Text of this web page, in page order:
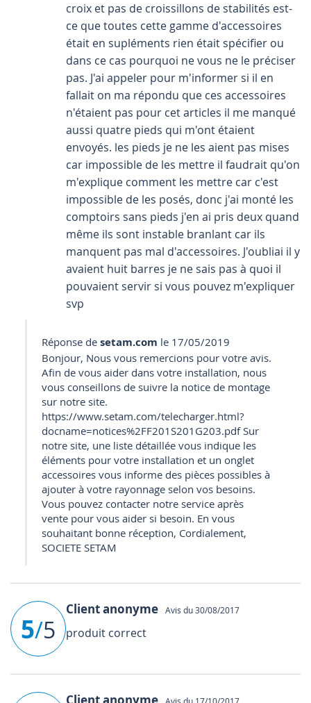
croix et pas de croissillons de stabilités est-
ce que toutes cette gamme d'accessoires
était en supléments rien était spécifier ou
dans ce cas pourquoi ne vous ne le préciser
pas. J'ai appeler pour m'informer si il en
fallait on ma répondu que ces accessoires
n'étaient pas pour cet articles il me manqué
aussi quatre pieds qui m'ont étaient
envoyés. les pieds je ne les aient pas mises
car impossible de les mettre il faudrait qu'on
m'explique comment les mettre car c'est
impossible de les posés, donc j'ai monté les
comptoirs sans pieds j'en ai pris deux quand
même ils sont instable branlant car ils
manquent pas mal d'accessoires. J'oubliai il y
avaient huit barres je ne sais pas à quoi il
pouvaient servir si vous pouvez m'expliquer
svp
Réponse de setam.com le 17/05/2019
Bonjour, Nous vous remercions pour votre avis.
Afin de vous aider dans votre installation, nous
vous conseillons de suivre la notice de montage
sur notre site.
https://www.setam.com/telecharger.html?
docname=notices%2FF201S201G203.pdf Sur
notre site, une liste détaillée vous indique les
éléments pour votre installation et un onglet
accessoires vous informe des pièces possibles à
ajouter à votre rayonnage selon vos besoins.
Vous pouvez contacter notre service après
vente pour vous aider si besoin. En vous
souhaitant bonne réception, Cordialement,
SOCIETE SETAM
5/5
Client anonyme Avis du 30/08/2017
produit correct